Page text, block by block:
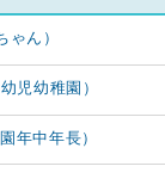
ゃん）
児幼稚園）
年中年長）